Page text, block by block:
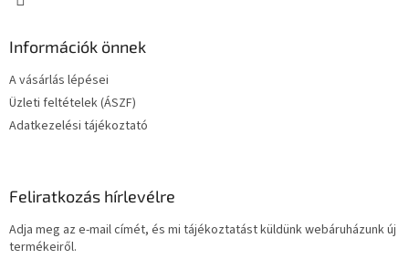
Információk önnek
A vásárlás lépései
Üzleti feltételek (ÁSZF)
Adatkezelési tájékoztató
Feliratkozás hírlevélre
Adja meg az e-mail címét, és mi tájékoztatást küldünk webáruházunk új
termékeiről.